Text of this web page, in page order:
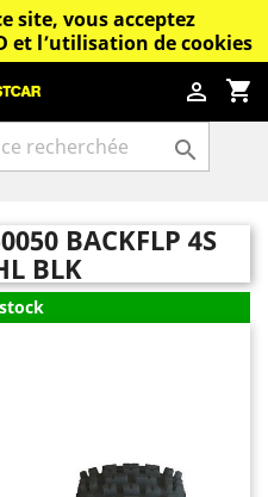
site, vous acceptez
et l’utilisation de cookies
shopping_cart


BACKFLP 4S
BLK